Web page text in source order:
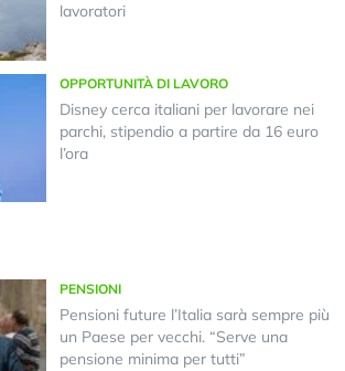
lavoratori
OPPORTUNITÀ DI LAVORO
Disney cerca italiani per lavorare nei
parchi, stipendio a partire da 16 euro
l’ora
PENSIONI
Pensioni future l’Italia sarà sempre più
un Paese per vecchi. “Serve una
pensione minima per tutti”